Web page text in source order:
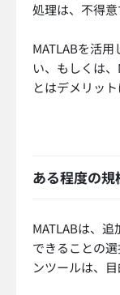
処理は、不得意
MATLABを活
い、もしくは
とはデメリット
ある程度の
MATLABは、
できることの
ンツールは、